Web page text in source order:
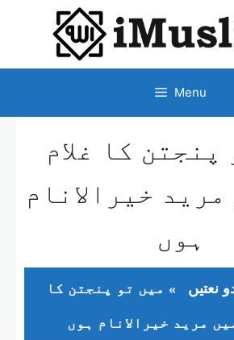
CONTENT
Menu
پنجتن کا غلام
خیرالانام
ہوں
نعتیں » میں تو پنجتن کا
مرید خیرالانام ہوں